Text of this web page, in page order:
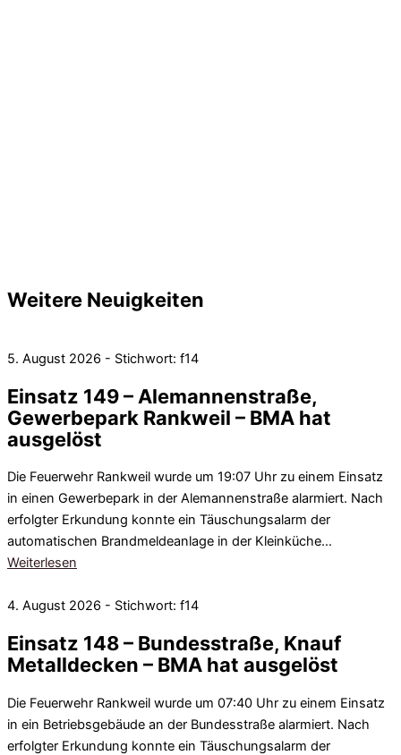
Weitere Neuigkeiten
5. August 2026 - Stichwort: f14
Einsatz 149 – Alemannenstraße,
Gewerbepark Rankweil – BMA hat
ausgelöst
Die Feuerwehr Rankweil wurde um 19:07 Uhr zu einem Einsatz
in einen Gewerbepark in der Alemannenstraße alarmiert. Nach
erfolgter Erkundung konnte ein Täuschungsalarm der
automatischen Brandmeldeanlage in der Kleinküche…
Weiterlesen
4. August 2026 - Stichwort: f14
Einsatz 148 – Bundesstraße, Knauf
Metalldecken – BMA hat ausgelöst
Die Feuerwehr Rankweil wurde um 07:40 Uhr zu einem Einsatz
in ein Betriebsgebäude an der Bundesstraße alarmiert. Nach
erfolgter Erkundung konnte ein Täuschungsalarm der